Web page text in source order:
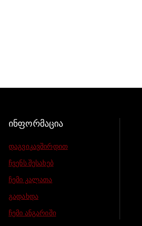
ინფორმაცია
დაგვიკავშირდით
ჩვენს შესახებ
ჩემი კალათა
გადახდა
ჩემი ანგარიში